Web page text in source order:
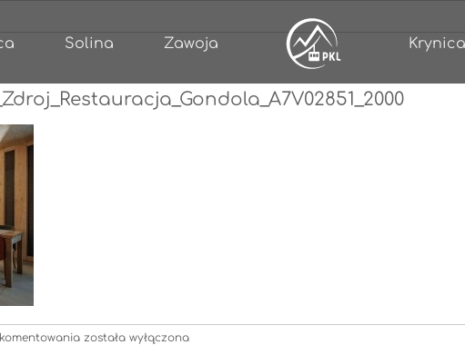
Solina Zawoja
Restauracje_PKL_Krynica_Zdroj_Restauracja_Gondola_A7V02851_2000
została wyłączona